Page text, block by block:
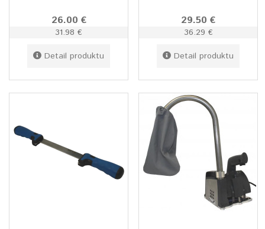
26.00 €
31.98 €
Detail produktu
29.50 €
36.29 €
Detail produktu